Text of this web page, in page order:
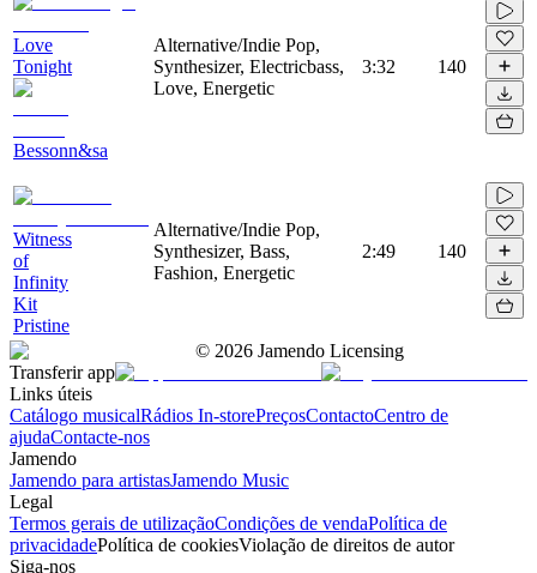
Love
Tonight
Bessonn&sa
Alternative/Indie Pop,
Synthesizer, Electricbass,
Love, Energetic
3:32 140
Witness
of
Infinity
Kit
Pristine
Alternative/Indie Pop,
Synthesizer, Bass,
Fashion, Energetic
2:49 140
© 2026 Jamendo Licensing
Transferir app
Links úteis
Catálogo musicalRádios In-storePreçosContactoCentro de
ajudaContacte-nos
Jamendo
Jamendo para artistasJamendo Music
Legal
Termos gerais de utilizaçãoCondições de vendaPolítica de
privacidadePolítica de cookiesViolação de direitos de autor
Siga-nos